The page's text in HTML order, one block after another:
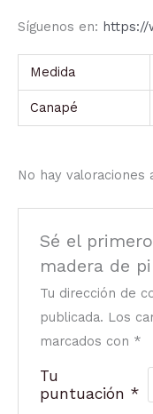
Síguenos en: https://
Medida
Canapé
No hay valoraciones
Sé el
madera de
Tu dirección de
publicada. Los
marcados con *
Tu
puntuación *